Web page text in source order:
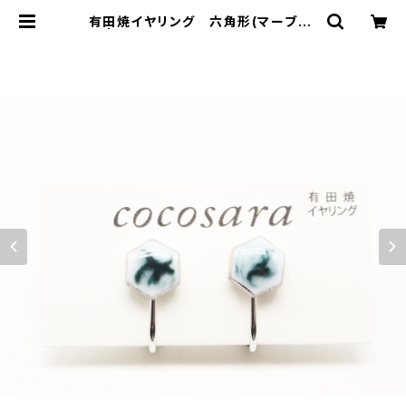
有田焼イヤリング 六角形(マーブル)